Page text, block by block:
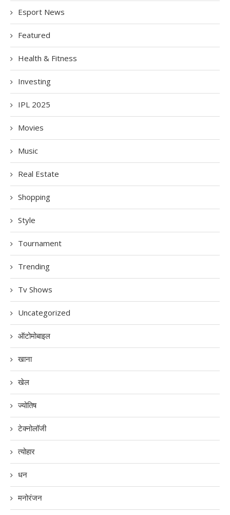
Esport News
Featured
Health & Fitness
Investing
IPL 2025
Movies
Music
Real Estate
Shopping
Style
Tournament
Trending
Tv Shows
Uncategorized
ऑटोमोबाइल
खाना
खेल
ज्योतिष
टेक्नोलॉजी
त्योहार
धन
मनोरंजन